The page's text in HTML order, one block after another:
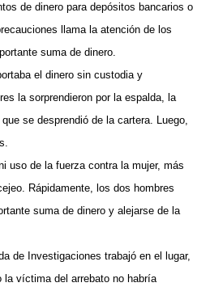
de dinero para depósitos bancarios o
llama la atención de los
suma de dinero.
el dinero sin custodia y
la sorprendieron por la espalda, la
se desprendió de la cartera. Luego,
uso de la fuerza contra la mujer, más
Rápidamente, los dos hombres
suma de dinero y alejarse de la
de Investigaciones trabajó en el lugar,
la víctima del arrebato no habría